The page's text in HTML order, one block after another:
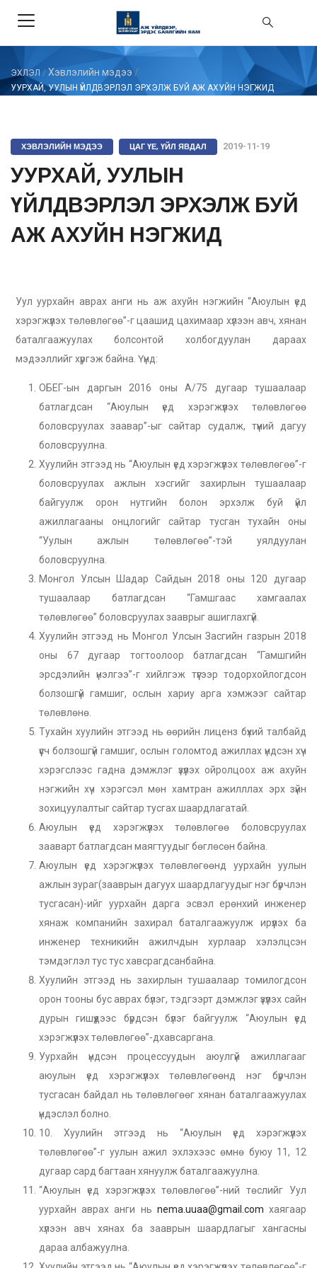
ЭХЛЭЛ / Хэвлэлийн мэдээ /
УУРХАЙ, УУЛЫН ҮЙЛДВЭРЛЭЛ ЭРХЭЛЖ БУЙ АЖ АХУЙН НЭГЖИД
ХЭВЛЭЛИЙН МЭДЭЭ ЦАГ ҮЕ, ҮЙЛ ЯВДАЛ 2019-11-19
УУРХАЙ, УУЛЫН
ҮЙЛДВЭРЛЭЛ ЭРХЭЛЖ БУЙ
АЖ АХУЙН НЭГЖИД
Уул уурхайн аврах анги нь аж ахуйн нэгжийн “Аюулын үед
хэрэгжүүлэх төлөвлөгөө”-г цаашид цахимаар хүлээн авч, хянан
баталгаажуулах болсонтой холбогдуулан дараах
мэдээллийг хүргэж байна. Үүнд:
ОБЕГ-ын даргын 2016 оны А/75 дугаар тушаалаар
батлагдсан “Аюулын үед хэрэгжүүлэх төлөвлөгөө
боловсруулах заавар”-ыг сайтар судалж, түүний дагуу
боловсруулна.
Хуулийн этгээд нь “Аюулын үед хэрэгжүүлэх төлөвлөгөө”-г
боловсруулах ажлын хэсгийг захирлын тушаалаар
байгуулж орон нутгийн болон эрхэлж буй үйл
ажиллагааны онцлогийг сайтар тусган тухайн оны
“Уулын ажлын төлөвлөгөө”-тэй уялдуулан
боловсруулна.
Монгол Улсын Шадар Сайдын 2018 оны 120 дугаар
тушаалаар батлагдсан “Гамшгаас хамгаалах
төлөвлөгөө” боловсруулах зааврыг ашиглахгүй.
Хуулийн этгээд нь Монгол Улсын Засгийн газрын 2018
оны 67 дугаар тогтоолоор батлагдсан “Гамшгийн
эрсдэлийн үнэлгээ”-г хийлгэж түүгээр тодорхойлогдсон
болзошгүй гамшиг, ослын хариу арга хэмжээг сайтар
төлөвлөнө.
Тухайн хуулийн этгээд нь өөрийн лиценз бүхий талбайд
үүсч болзошгүй гамшиг, ослын голомтод ажиллах үндсэн хүч
хэрэгслээс гадна дэмжлэг үзүүлэх ойролцоох аж ахуйн
нэгжийн хүч хэрэгсэл мөн хамтран ажилллах эрх зүйн
зохицуулалтыг сайтар тусгах шаардлагатай.
Аюулын үед хэрэгжүүлэх төлөвлөгөө боловсруулах
зааварт батлагдсан маягтуудыг бөглөсөн байна.
Аюулын үед хэрэгжүүлэх төлөвлөгөөнд уурхайн уулын
ажлын зураг(зааврын дагуух шаардлагуудыг нэг бүрчлэн
тусгасан)-ийг уурхайн дарга эсвэл ерөнхий инженер
хянаж компанийн захирал баталгаажуулж ирүүлэх ба
инженер техникийн ажилчдын хурлаар хэлэлцсэн
тэмдэглэл тус тус хавсрагдсанбайна.
Хуулийн этгээд нь захирлын тушаалаар томилогдсон
орон тооны бус аврах бүлэг, тэдгээрт дэмжлэг үзүүлэх сайн
дурын гишүүдээс бүрдсэн бүлэг байгуулж “Аюулын үед
хэрэгжүүлэх төлөвлөгөө”-дхавсаргана.
Уурхайн үндсэн процессуудын аюулгүй ажиллагааг
аюулын үед хэрэгжүүлэх төлөвлөгөөнд нэг бүрчлэн
тусгасан байдал нь төлөвлөгөөг хянан баталгаажуулах
үндэслэл болно.
10. Хуулийн этгээд нь “Аюулын үед хэрэгжүүлэх
төлөвлөгөө”-г уулын ажил эхлэхээс өмнө буюу 11, 12
дугаар сард багтаан хянуулж баталгаажуулна.
“Аюулын үед хэрэгжүүлэх төлөвлөгөө”-ний төслийг Уул
уурхайн аврах анги нь nema.uuaa@gmail.com хаягаар
хүлээн авч хянах ба зааврын шаардлагыг хангасны
дараа албажуулна.